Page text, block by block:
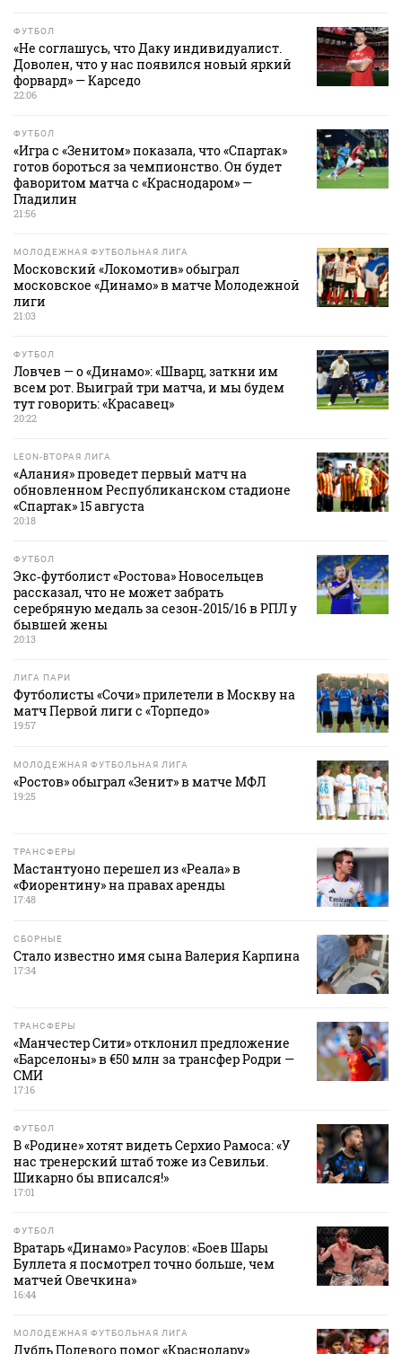
ФУТБОЛ
«Не соглашусь, что Даку индивидуалист.
Доволен, что у нас появился новый яркий
форвард» — Карседо
22:06
ФУТБОЛ
«Игра с «Зенитом» показала, что «Спартак»
готов бороться за чемпионство. Он будет
фаворитом матча с «Краснодаром» —
Гладилин
21:56
МОЛОДЕЖНАЯ ФУТБОЛЬНАЯ ЛИГА
Московский «Локомотив» обыграл
московское «Динамо» в матче Молодежной
лиги
21:03
ФУТБОЛ
Ловчев — о «Динамо»: «Шварц, заткни им
всем рот. Выиграй три матча, и мы будем
тут говорить: «Красавец»
20:22
LEON-ВТОРАЯ ЛИГА
«Алания» проведет первый матч на
обновленном Республиканском стадионе
«Спартак» 15 августа
20:18
ФУТБОЛ
Экс‑футболист «Ростова» Новосельцев
рассказал, что не может забрать
серебряную медаль за сезон‑2015/16 в РПЛ у
бывшей жены
20:13
ЛИГА ПАРИ
Футболисты «Сочи» прилетели в Москву на
матч Первой лиги с «Торпедо»
19:57
МОЛОДЕЖНАЯ ФУТБОЛЬНАЯ ЛИГА
«Ростов» обыграл «Зенит» в матче МФЛ
19:25
ТРАНСФЕРЫ
Мастантуоно перешел из «Реала» в
«Фиорентину» на правах аренды
17:48
СБОРНЫЕ
Стало известно имя сына Валерия Карпина
17:34
ТРАНСФЕРЫ
«Манчестер Сити» отклонил предложение
«Барселоны» в €50 млн за трансфер Родри —
СМИ
17:16
ФУТБОЛ
В «Родине» хотят видеть Серхио Рамоса: «У
нас тренерский штаб тоже из Севильи.
Шикарно бы вписался!»
17:01
ФУТБОЛ
Вратарь «Динамо» Расулов: «Боев Шары
Буллета я посмотрел точно больше, чем
матчей Овечкина»
16:44
МОЛОДЕЖНАЯ ФУТБОЛЬНАЯ ЛИГА
Дубль Полевого помог «Краснодару»